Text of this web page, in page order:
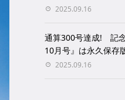
2025.09.16
通算300号達成! 記
10月号』は永久保存
2025.09.16